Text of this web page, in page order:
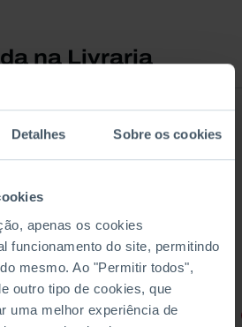
Detalhes Sobre os cookies
apenas os cookies
funcionamento do site, permitindo
mesmo. Ao "Permitir todos",
outro tipo de cookies, que
uma melhor experiência de
na Livraria